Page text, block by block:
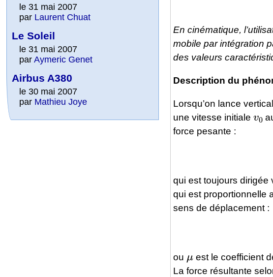
En cinématique,
mobile par intégration
des valeurs
Description du
Lorsqu’on lance
une vitesse initiale
v0
force pesante :
qui est toujours dirigée
qui est proportionnelle
sens de déplacement :
ou
est le coefficient
La force résultante
le 31 mai 2007
par Laurent Chuat
Le Soleil
le 31 mai 2007
parAymeric Genet
Airbus A380
le 30 mai 2007
par Mathieu Joye